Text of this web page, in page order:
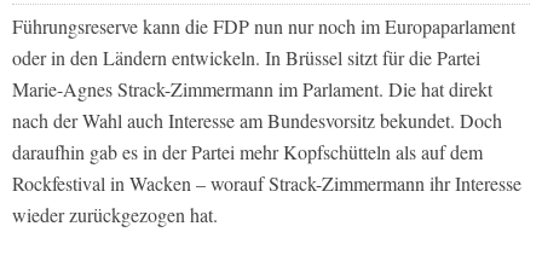
Führungsreserve kann die FDP nun nur noch im Europaparlament
oder in den Ländern entwickeln. In Brüssel sitzt für die Partei
Marie-Agnes Strack-Zimmermann im Parlament. Die hat direkt
nach der Wahl auch Interesse am Bundesvorsitz bekundet. Doch
daraufhin gab es in der Partei mehr Kopfschütteln als auf dem
Rockfestival in Wacken – worauf Strack-Zimmermann ihr Interesse
wieder zurückgezogen hat.